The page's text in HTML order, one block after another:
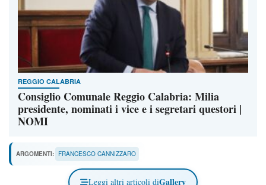
REGGIO CALABRIA
Consiglio Comunale Reggio Calabria: Milia
presidente, nominati i vice e i segretari questori |
NOMI
ARGOMENTI: FRANCESCO CANNIZZARO
Leggi altri articoli diGallery